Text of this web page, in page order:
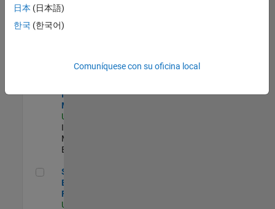
Ecosystem for
US-MA-Natick
Experimentado
Industry
Manager
US-TX-Plano
Industry
Marketing |
Experimentado
Senior Product Engineer - FPGA / ASIC
Senior Product
Engineer -
FPGA / ASIC
US-MA-Natick
日本 (日本語)
한국 (한국어)
Comuníquese con su oficina local